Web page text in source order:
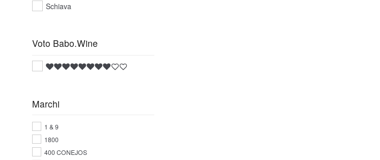
Schiava
Voto Babo.Wine
Marchi
1 & 9
1800
400 CONEJOS